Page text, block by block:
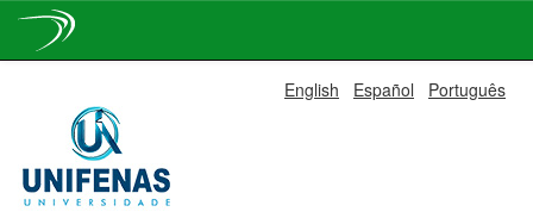
navigation
English Español Português